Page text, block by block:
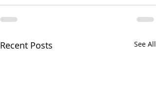
Recent Posts See All